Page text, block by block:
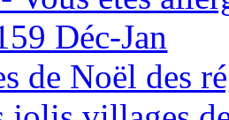
Déc-Jan
de Noël des